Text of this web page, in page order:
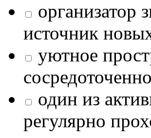
организатор
источник
уютное
один из
регулярно